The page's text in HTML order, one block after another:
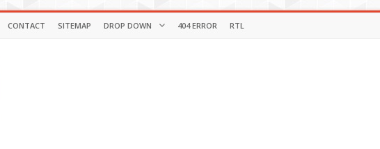
CONTACT SITEMAP DROP DOWN 404 ERROR RTL